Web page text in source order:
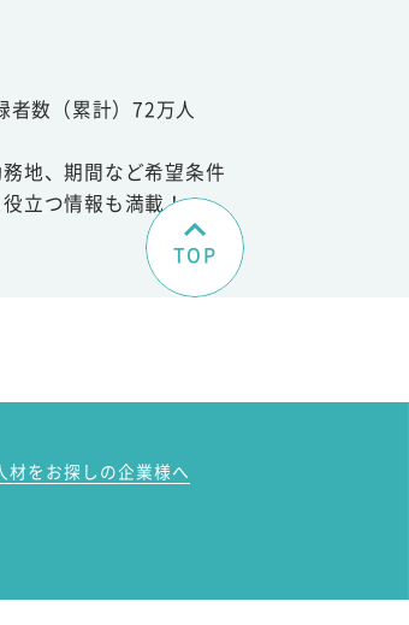
者数（累計）72万人
地、期間など希望条件
立つ情報も満載！
TOP
材をお探しの企業様へ